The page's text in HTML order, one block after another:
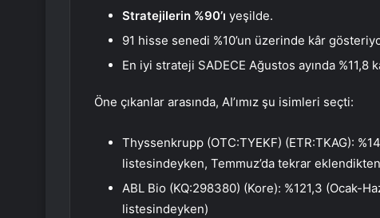
Stratejilerin %90’ı yeşilde.
91 hisse senedi %10’un üzerinde kâr
En iyi strateji SADECE Ağustos ayında %11,8
Öne çıkanlar arasında, AI’ımız şu isimleri seçti:
Thyssenkrupp (OTC:TYEKF) (ETR:TKAG):
listesindeyken, Temmuz’da tekrar
ABL Bio (KQ:298380) (Kore): %121,3 (Ocak-
listesindeyken)